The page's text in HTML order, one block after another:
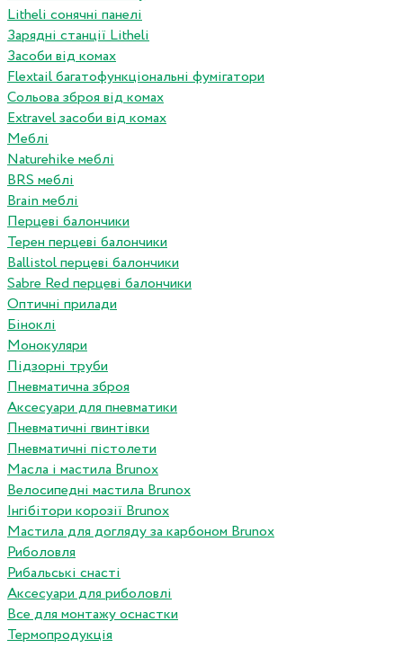
Litheli сонячні панелі
Зарядні станції Litheli
Засоби від комах
Flextail багатофункціональні фумігатори
Сольова зброя від комах
Extravel засоби від комах
Меблі
Naturehike меблі
BRS меблі
Brain меблі
Перцеві балончики
Терен перцеві балончики
Ballistol перцеві балончики
Sabre Red перцеві балончики
Оптичні прилади
Біноклі
Монокуляри
Підзорні труби
Пневматична зброя
Аксесуари для пневматики
Пневматичні гвинтівки
Пневматичні пістолети
Масла і мастила Brunox
Велосипедні мастила Brunox
Інгібітори корозії Brunox
Мастила для догляду за карбоном Brunox
Риболовля
Рибальські снасті
Аксесуари для риболовлі
Все для монтажу оснастки
Термопродукція